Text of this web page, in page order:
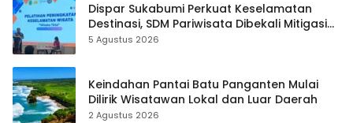
Dispar Sukabumi Perkuat Keselamatan
Destinasi, SDM Pariwisata Dibekali Mitigasi
hingga Teknik Evakuasi
5 Agustus 2026
Keindahan Pantai Batu Panganten Mulai
Dilirik Wisatawan Lokal dan Luar Daerah
2 Agustus 2026